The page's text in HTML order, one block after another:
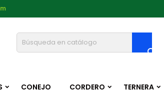

CONEJO CORDERO TERNERA